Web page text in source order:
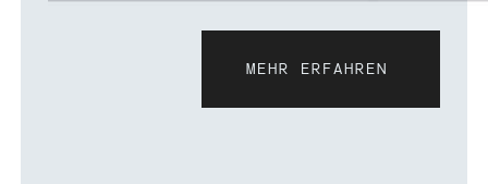
MEHR ERFAHREN